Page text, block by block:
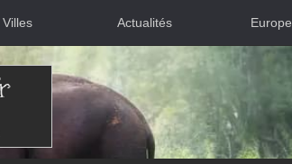
Villes Actualités Europe